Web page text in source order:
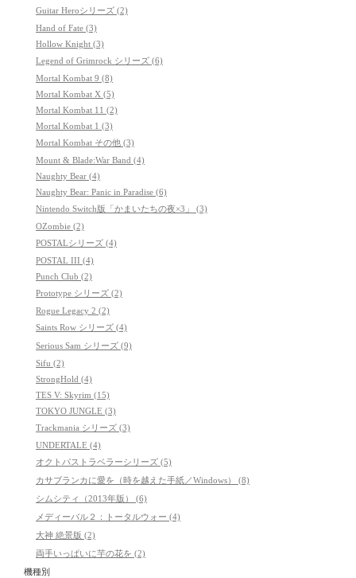
Guitar Heroシリーズ (2)
Hand of Fate (3)
Hollow Knight (3)
Legend of Grimrock シリーズ (6)
Mortal Kombat 9 (8)
Mortal Kombat X (5)
Mortal Kombat 11 (2)
Mortal Kombat 1 (3)
Mortal Kombat その他 (3)
Mount & Blade:War Band (4)
Naughty Bear (4)
Naughty Bear: Panic in Paradise (6)
Nintendo Switch版「かまいたちの夜×3」 (3)
OZombie (2)
POSTALシリーズ (4)
POSTAL III (4)
Punch Club (2)
Prototype シリーズ (2)
Rogue Legacy 2 (2)
Saints Row シリーズ (4)
Serious Sam シリーズ (9)
Sifu (2)
StrongHold (4)
TES V: Skyrim (15)
TOKYO JUNGLE (3)
Trackmania シリーズ (3)
UNDERTALE (4)
オクトパストラベラーシリーズ (5)
カサブランカに愛を（時を越えた手紙／Windows） (8)
シムシティ（2013年版） (6)
メディーバル２：トータルウォー (4)
大神 絶景版 (2)
両手いっぱいに芋の花を (2)
機種別